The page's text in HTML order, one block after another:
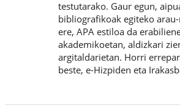
testutarako. Gaur egun,
bibliografikoak egiteko
ere, APA estiloa da
akademikoetan, aldizkari
argitaldarietan. Horri
beste, e-Hizpiden eta